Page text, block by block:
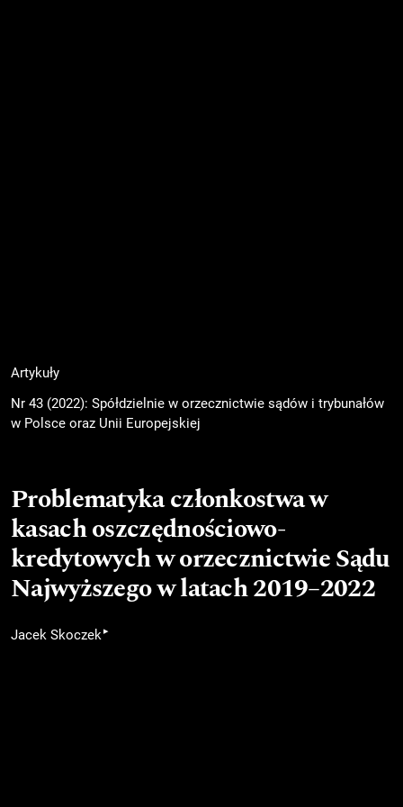
Artykuły
Nr 43 (2022): Spółdzielnie w orzecznictwie sądów i trybunałów
w Polsce oraz Unii Europejskiej
Problematyka członkostwa w
kasach oszczędnościowo-
kredytowych w orzecznictwie Sądu
Najwyższego w latach 2019–2022
Jacek Skoczek ▸